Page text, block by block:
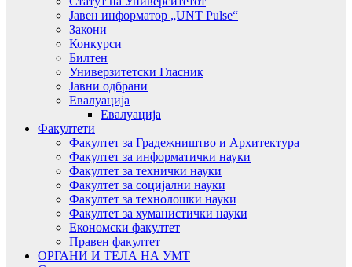
Јавен информатор „UNT Pulse“
Закони
Конкурси
Билтен
Универзитетски Гласник
Јавни одбрани
Евалуација
Евалуација
Факултети
Факултет за Градежништво и Архитектура
Факултет за информатички науки
Факултет за технички науки
Факултет за социјални науки
Факултет за технолошки науки
Факултет за хуманистички науки
Економски факултет
Правен факултет
ОРГАНИ И ТЕЛА НА УМТ